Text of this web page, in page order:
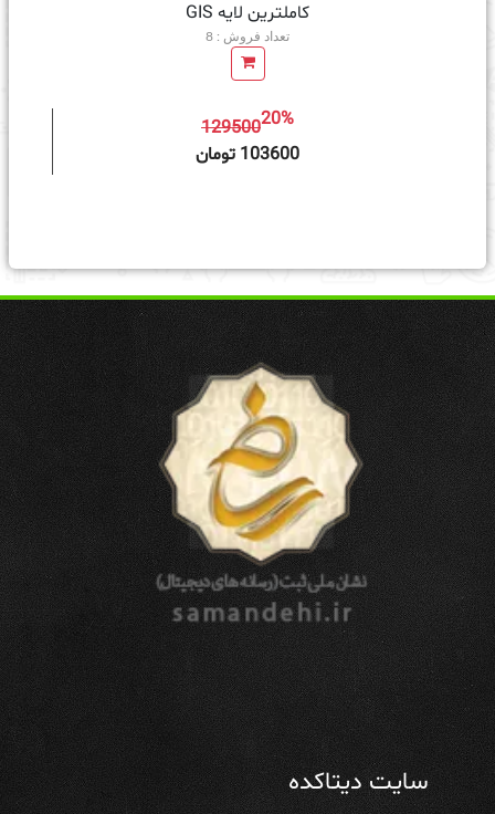
کاملترین لایه GIS
تعداد فروش : 8
12950020%
103600 تومان
سایت دیتاکده